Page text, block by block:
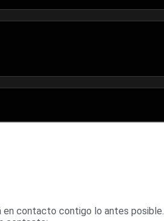
en contacto contigo lo antes posible.